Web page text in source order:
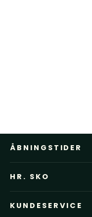
ÅBNINGSTIDER
HR. SKO
KUNDESERVICE